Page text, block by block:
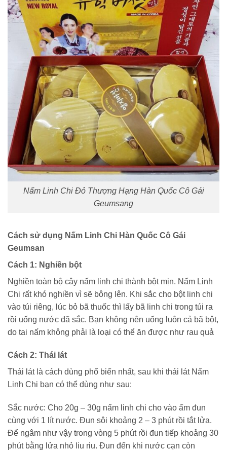
Nấm Linh Chi Đỏ Thượng Hạng Hàn Quốc Cô Gái
Geumsang
Cách sử dụng Nấm Linh Chi Hàn Quốc Cô Gái
Geumsan
Cách 1: Nghiền bột
Nghiền toàn bộ cây nấm linh chi thành bột mịn. Nấm Linh
Chi rất khó nghiền vì sẽ bông lên. Khi sắc cho bột linh chi
vào túi riêng, lúc bỏ bã thuốc thì lấy bã linh chi trong túi ra
rồi uống nước đã sắc. Bạn không nên uống luôn cả bã bột,
do tai nấm không phải là loại có thể ăn được như rau quả
Cách 2: Thái lát
Thái lát là cách dùng phổ biến nhất, sau khi thái lát Nấm
Linh Chi bạn có thể dùng như sau:
Sắc nước: Cho 20g – 30g nấm linh chi cho vào ấm đun
cùng với 1 lít nước. Đun sôi khoảng 2 – 3 phút rồi tắt lửa.
Để ngâm như vậy trong vòng 5 phút rồi đun tiếp khoảng 30
phút bằng lửa nhỏ liu riu. Đun đến khi nước cạn còn